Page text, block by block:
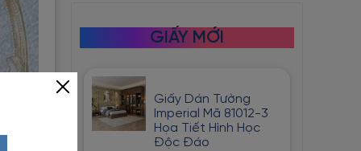
GIẤY MỚI
Giấy Dán Tường
Imperial Mã 81012-3
Họa Tiết Hình Học
Độc Đáo